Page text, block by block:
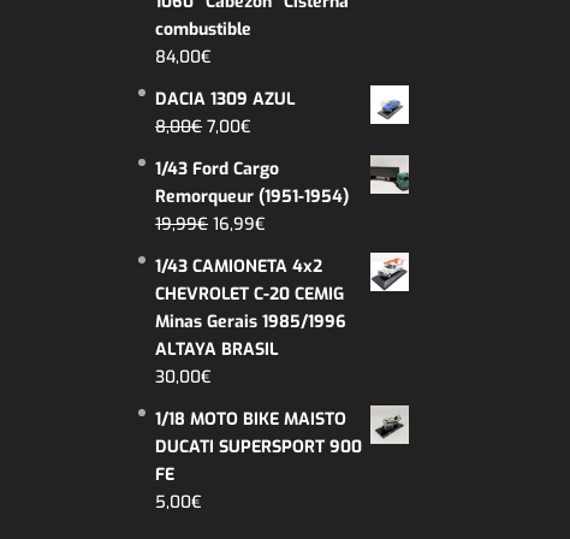
era:
26,99€.
es:
combustible
84,00€
DACIA 1309 AZUL
8,00€ El
original
era:
8,00€.
7,00€
actual
es:
7,00€.
1/43 Ford Cargo
Remorqueur (1951-1954)
19,99€ El
original
era:
19,99€.
16,99€
actual
es:
16,99€.
1/43 CAMIONETA 4x2
CHEVROLET C-20 CEMIG
Minas Gerais 1985/1996
ALTAYA BRASIL
30,00€
1/18 MOTO BIKE MAISTO
DUCATI SUPERSPORT 900
FE
5,00€